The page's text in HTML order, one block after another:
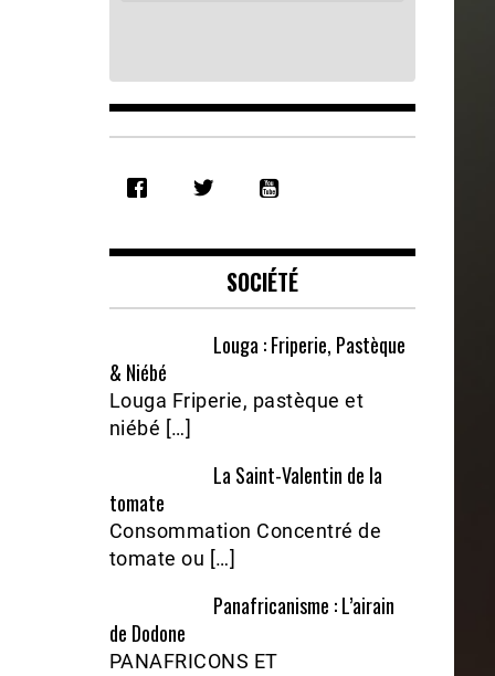
RSS FEED
EMBED
SOCIÉTÉ
Louga : Friperie, Pastèque
& Niébé
Louga Friperie, pastèque et
niébé […]
La Saint-Valentin de la
tomate
Consommation Concentré de
tomate ou […]
Panafricanisme : L’airain
de Dodone
PANAFRICONS ET